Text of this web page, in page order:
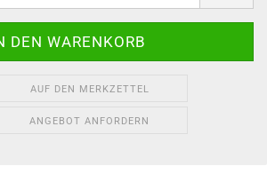
AUF DEN MERKZETTEL
ANGEBOT ANFORDERN